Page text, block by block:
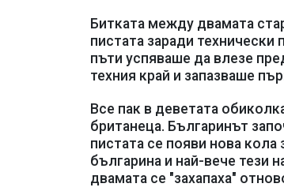
Битката между двамата
пистата заради
пъти успяваше да влезе
техния край и запазваше
Все пак в деветата
британеца. Българинът
пистата се появи нова
българина и най-вече тези
двамата се "захапаха"